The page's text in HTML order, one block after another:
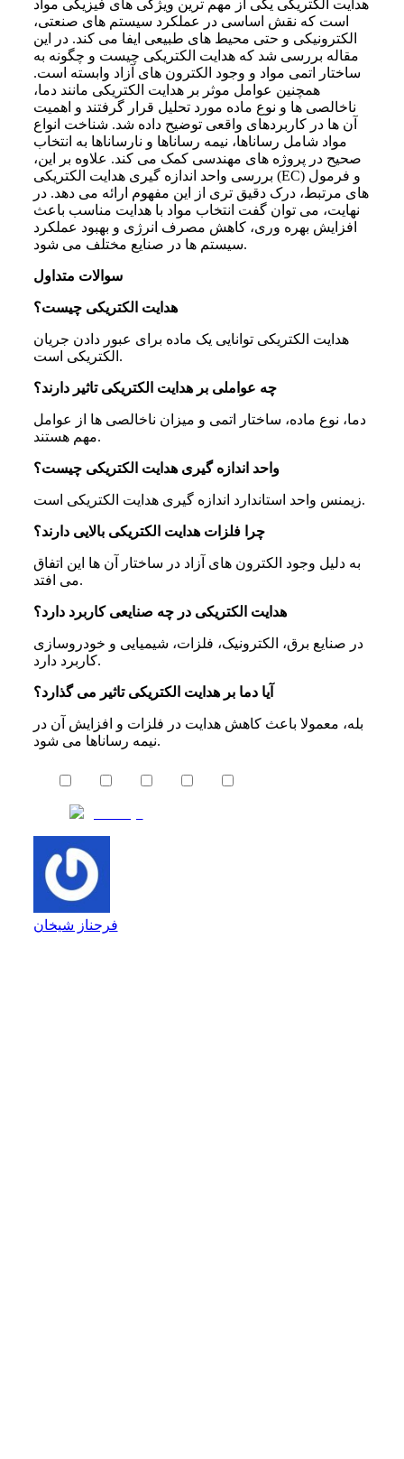
هدایت الکتریکی یکی از مهم ترین ویژگی های فیزیکی مواد
است که نقش اساسی در عملکرد سیستم های صنعتی،
الکترونیکی و حتی محیط های طبیعی ایفا می کند. در این
مقاله بررسی شد که هدایت الکتریکی چیست و چگونه به
ساختار اتمی مواد و وجود الکترون های آزاد وابسته است.
همچنین عوامل موثر بر هدایت الکتریکی مانند دما،
ناخالصی ها و نوع ماده مورد تحلیل قرار گرفتند و اهمیت
آن ها در کاربردهای واقعی توضیح داده شد. شناخت انواع
مواد شامل رساناها، نیمه رساناها و نارساناها به انتخاب
صحیح در پروژه های مهندسی کمک می کند. علاوه بر این،
بررسی واحد اندازه گیری هدایت الکتریکی (EC) و فرمول
های مرتبط، درک دقیق تری از این مفهوم ارائه می دهد. در
نهایت، می توان گفت انتخاب مواد با هدایت مناسب باعث
افزایش بهره وری، کاهش مصرف انرژی و بهبود عملکرد
سیستم ها در صنایع مختلف می شود.
سوالات متداول
هدایت الکتریکی چیست؟
هدایت الکتریکی توانایی یک ماده برای عبور دادن جریان
الکتریکی است.
چه عواملی بر هدایت الکتریکی تاثیر دارند؟
دما، نوع ماده، ساختار اتمی و میزان ناخالصی ها از عوامل
مهم هستند.
واحد اندازه گیری هدایت الکتریکی چیست؟
زیمنس واحد استاندارد اندازه گیری هدایت الکتریکی است.
چرا فلزات هدایت الکتریکی بالایی دارند؟
به دلیل وجود الکترون های آزاد در ساختار آن ها این اتفاق
می افتد.
هدایت الکتریکی در چه صنایعی کاربرد دارد؟
در صنایع برق، الکترونیک، فلزات، شیمیایی و خودروسازی
کاربرد دارد.
آیا دما بر هدایت الکتریکی تاثیر می گذارد؟
بله، معمولا باعث کاهش هدایت در فلزات و افزایش آن در
نیمه رساناها می شود.
فرحناز شیخان